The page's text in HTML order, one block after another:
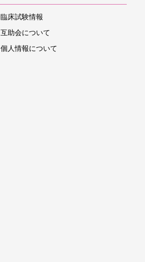
臨床試験情報
互助会について
個人情報について